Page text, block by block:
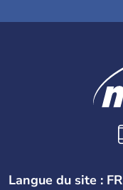
Langue du site : FR